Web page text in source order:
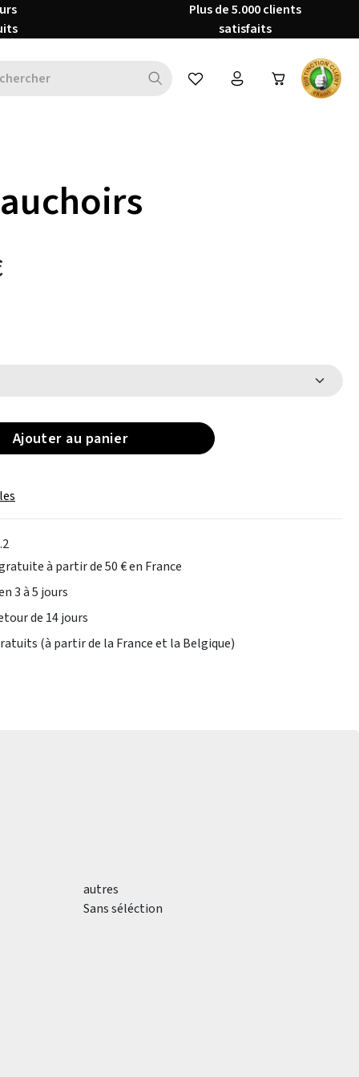
Plus de 5.000 clients
satisfaits
Vous avez 0 articles dans votre
Ajouter au panier
à partir de 50 € en France
3 à 5 jours
de 14 jours
(à partir de la France et la Belgique)
autres
Sans séléction